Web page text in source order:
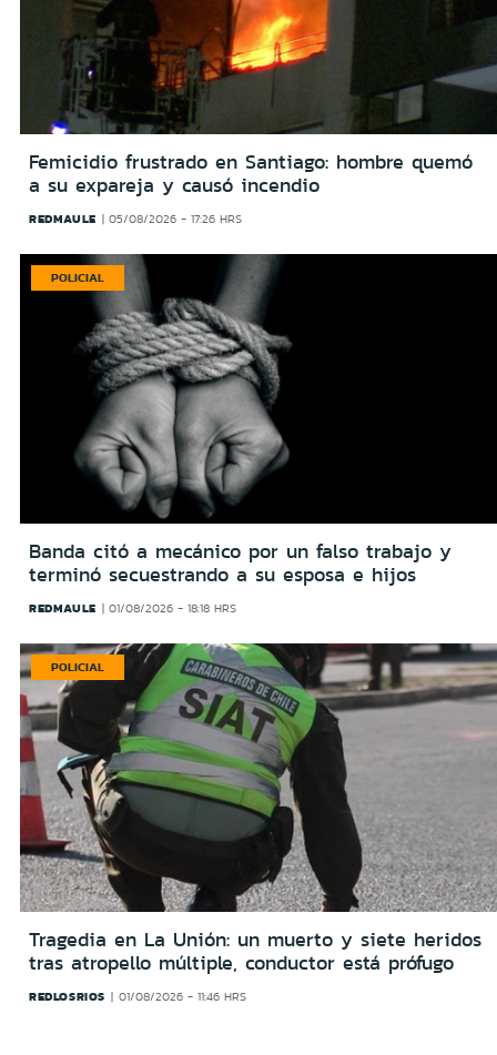
Femicidio frustrado en Santiago: hombre quemó
a su expareja y causó incendio
REDMAULE 05/08/2026 - 17:26 HRS
POLICIAL
Banda citó a mecánico por un falso trabajo y
terminó secuestrando a su esposa e hijos
REDMAULE 01/08/2026 - 18:18 HRS
POLICIAL
Tragedia en La Unión: un muerto y siete heridos
tras atropello múltiple, conductor está prófugo
REDLOSRIOS 01/08/2026 - 11:46 HRS